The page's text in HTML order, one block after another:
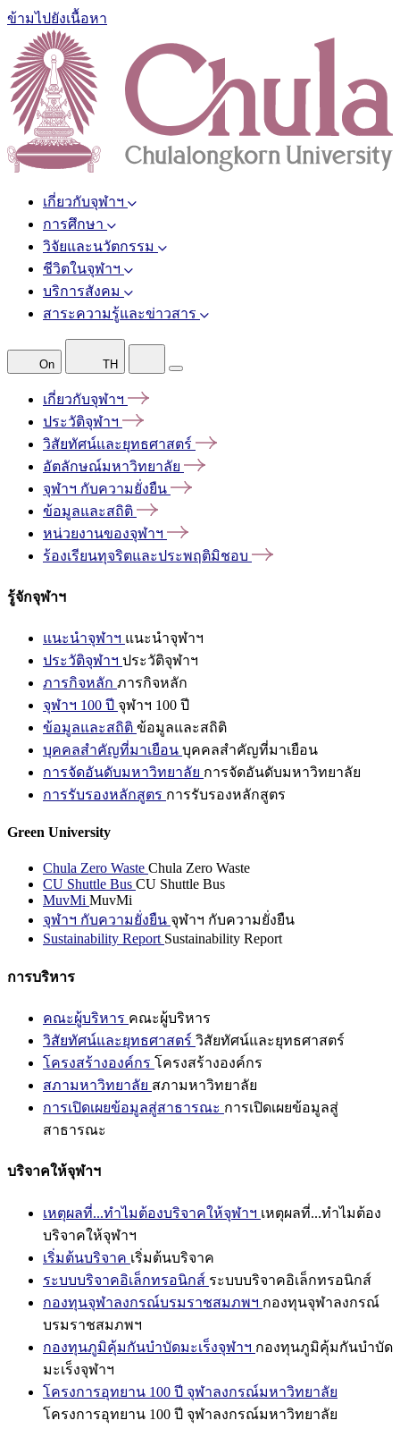
ข้ามไปยังเนื้อหา
เกี่ยวกับจุฬาฯ
การศึกษา
วิจัยและนวัตกรรม
ชีวิตในจุฬาฯ
บริการสังคม
สาระความรู้และข่าวสาร
On TH
เกี่ยวกับจุฬาฯ
ประวัติจุฬาฯ
วิสัยทัศน์และยุทธศาสตร์
อัตลักษณ์มหาวิทยาลัย
จุฬาฯ กับความยั่งยืน
ข้อมูลและสถิติ
หน่วยงานของจุฬาฯ
ร้องเรียนทุจริตและประพฤติมิชอบ
รู้จักจุฬาฯ
แนะนำจุฬาฯ แนะนำจุฬาฯ
ประวัติจุฬาฯ ประวัติจุฬาฯ
ภารกิจหลัก ภารกิจหลัก
จุฬาฯ 100 ปี จุฬาฯ 100 ปี
ข้อมูลและสถิติ ข้อมูลและสถิติ
บุคคลสำคัญที่มาเยือน บุคคลสำคัญที่มาเยือน
การจัดอันดับมหาวิทยาลัย การจัดอันดับมหาวิทยาลัย
การรับรองหลักสูตร การรับรองหลักสูตร
Green University
Chula Zero Waste Chula Zero Waste
CU Shuttle Bus CU Shuttle Bus
MuvMi MuvMi
จุฬาฯ กับความยั่งยืน จุฬาฯ กับความยั่งยืน
Sustainability Report Sustainability Report
การบริหาร
คณะผู้บริหาร คณะผู้บริหาร
วิสัยทัศน์และยุทธศาสตร์ วิสัยทัศน์และยุทธศาสตร์
โครงสร้างองค์กร โครงสร้างองค์กร
สภามหาวิทยาลัย สภามหาวิทยาลัย
การเปิดเผยข้อมูลสู่สาธารณะ การเปิดเผยข้อมูลสู่
สาธารณะ
บริจาคให้จุฬาฯ
เหตุผลที่...ทำไมต้องบริจาคให้จุฬาฯ เหตุผลที่...ทำไมต้อง
บริจาคให้จุฬาฯ
เริ่มต้นบริจาค เริ่มต้นบริจาค
ระบบบริจาคอิเล็กทรอนิกส์ ระบบบริจาคอิเล็กทรอนิกส์
กองทุนจุฬาลงกรณ์บรมราชสมภพฯ กองทุนจุฬาลงกรณ์
บรมราชสมภพฯ
กองทุนภูมิคุ้มกันบำบัดมะเร็งจุฬาฯ กองทุนภูมิคุ้มกันบำบัด
มะเร็งจุฬาฯ
โครงการอุทยาน 100 ปี จุฬาลงกรณ์มหาวิทยาลัย
โครงการอุทยาน 100 ปี จุฬาลงกรณ์มหาวิทยาลัย